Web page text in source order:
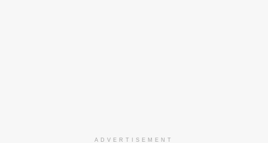
ADVERTISEMENT